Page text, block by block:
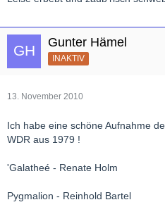
Gunter Hämel
INAKTIV
13. November 2010
Ich habe eine schöne Aufnahme
WDR aus 1979 !
'Galatheé - Renate Holm
Pygmalion - Reinhold Bartel